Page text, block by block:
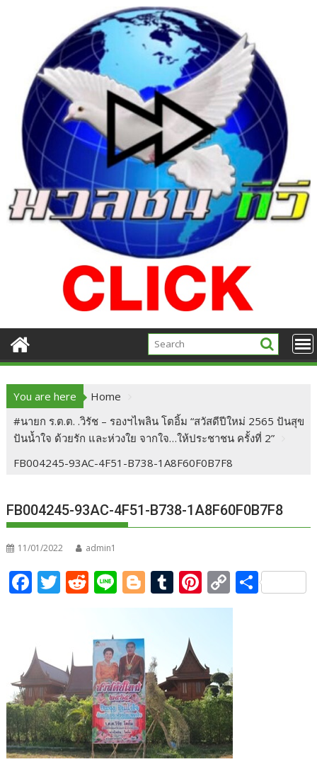
You are here
Home
#นายก ร.ต.ต. .วิรัช – รองฯไพลิน โตอิ้ม “สวัสดีปีใหม่ 2565 ปันสุข
ปันน้ำใจ ด้วยรัก และห่วงใย จากใจ…ให้ประชาชน ครั้งที่ 2”
FB004245-93AC-4F51-B738-1A8F60F0B7F8
FB004245-93AC-4F51-B738-1A8F60F0B7F8
11/01/2022 admin1
F
b
o
o
k
T
er
R
di
t
Li Bl
o
g
er
T
u
bl
r
Pi
nt
st
C
o
Li
n
k
S